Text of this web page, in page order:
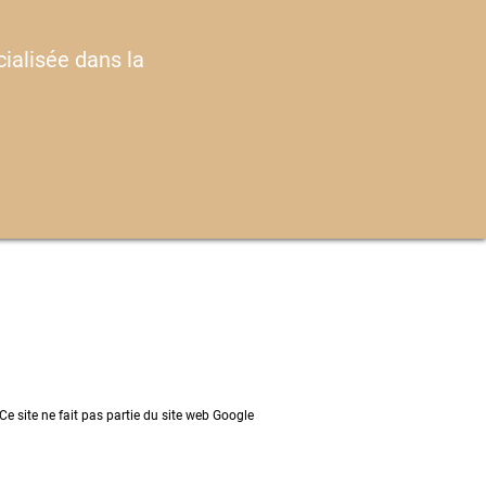
dans la
site ne fait pas partie du site web Google